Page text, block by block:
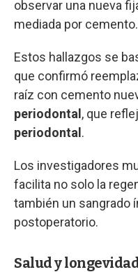
observar una nueva
mediada por cemento.
Estos hallazgos se
que confirmó
raíz con cemento
periodontal , que
periodontal .
Los investigadores
facilita no solo la
también un sangrado
postoperatorio.
Salud y